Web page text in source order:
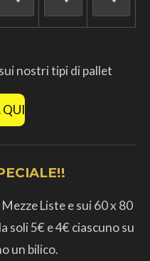
nostri tipi di pallet
QUI
Liste e sui 60 x 80
soli 5€ e 4€ ciascuno su
un bilico.